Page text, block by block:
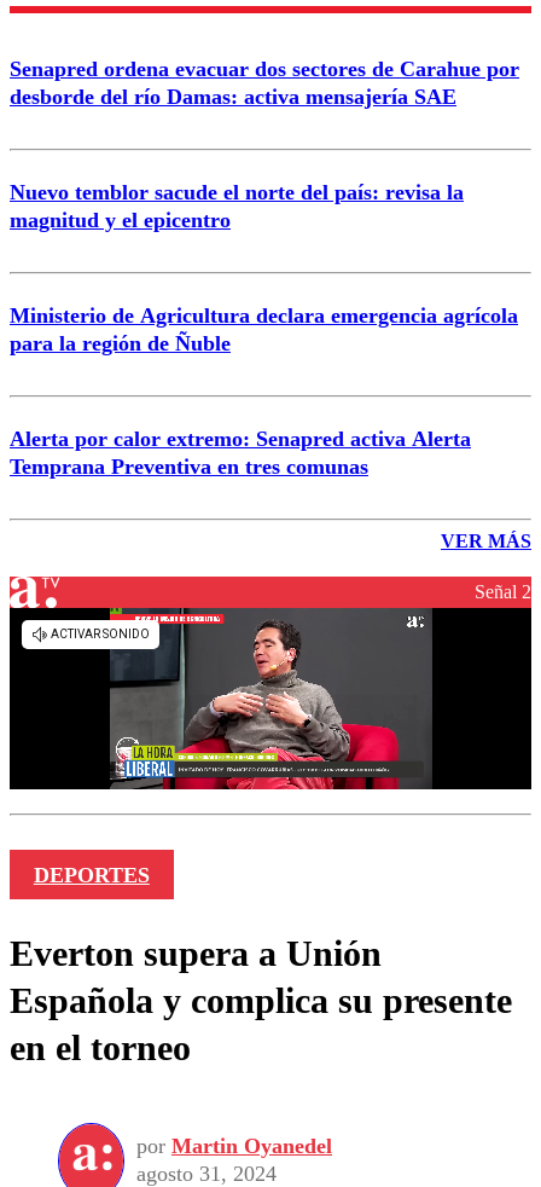
Enviar comentario
Senapred ordena evacuar dos sectores de Carahue por
desborde del río Damas: activa mensajería SAE
Nuevo temblor sacude el norte del país: revisa la
magnitud y el epicentro
Ministerio de Agricultura declara emergencia agrícola
para la región de Ñuble
Alerta por calor extremo: Senapred activa Alerta
Temprana Preventiva en tres comunas
VER MÁS
Señal 2
DEPORTES
Everton supera a Unión
Española y complica su presente
en el torneo
por Martin Oyanedel
agosto 31, 2024